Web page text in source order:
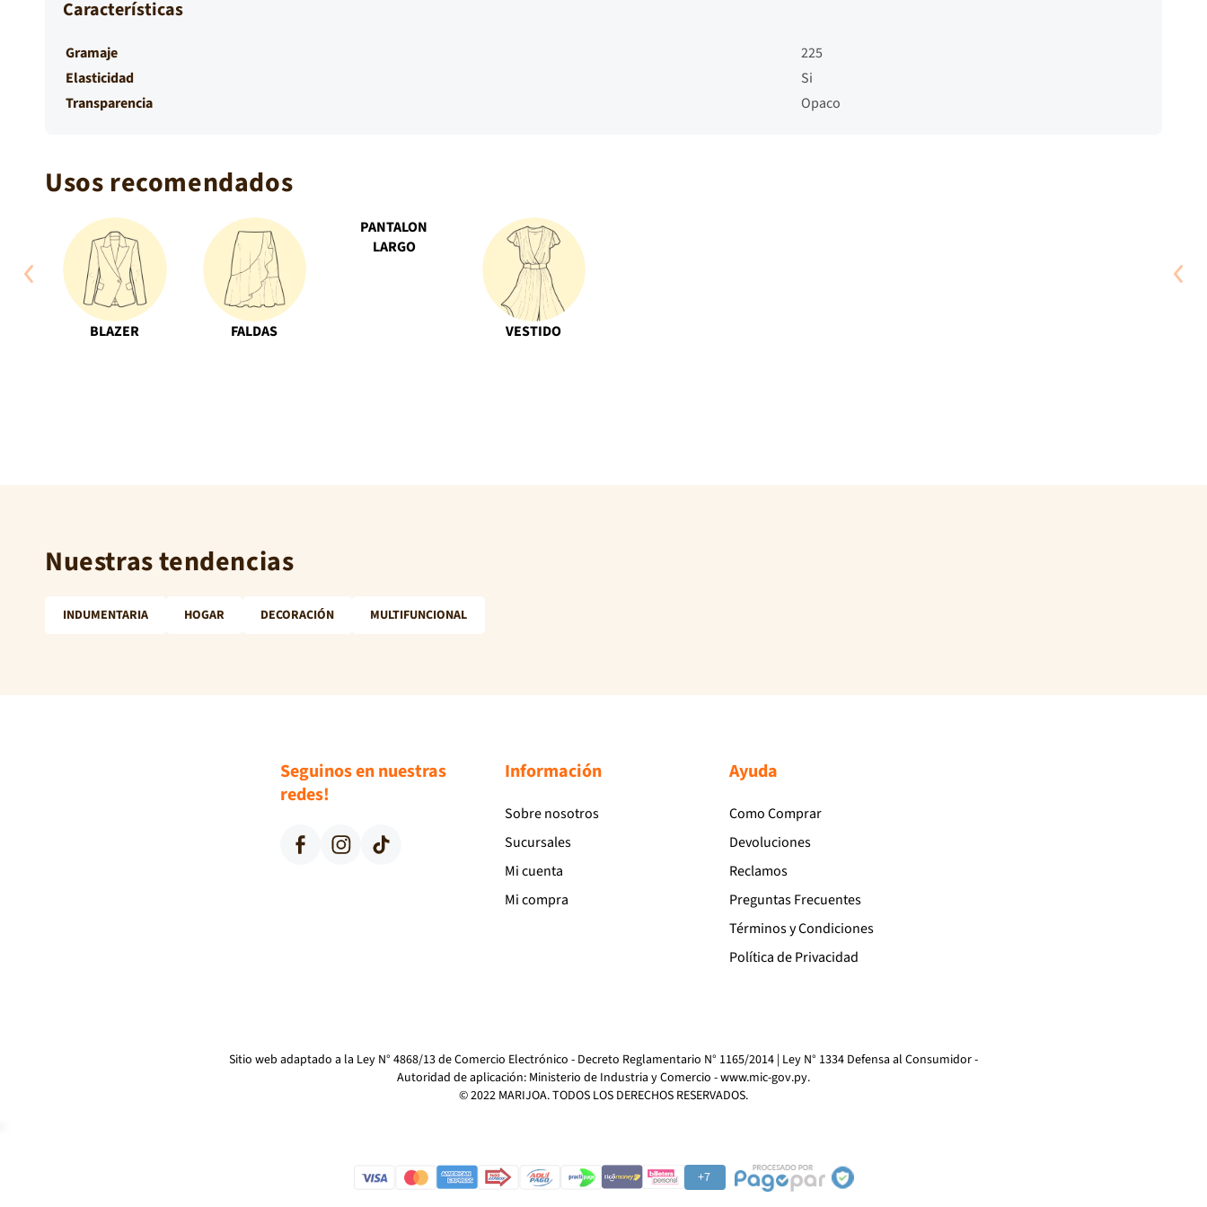
elemento
multimedia
planchado a temperatura baja.
Características
Gramaje
225
Elasticidad
Si
Transparencia
Opaco
Usos recomendados
BLAZER FALDAS
PANTALON
LARGO
VESTIDO
Nuestras tendencias
INDUMENTARIA HOGAR DECORACIÓN MULTIFUNCIONAL
Seguinos en nuestras
redes!
FacebookInstagramTikTok
Información
Sobre nosotros
Sucursales
Mi cuenta
Mi compra
Ayuda
Como Comprar
Devoluciones
Reclamos
Preguntas Frecuentes
Términos y Condiciones
Política de Privacidad
Sitio web adaptado a la Ley N° 4868/13 de Comercio Electrónico - Decreto Reglamentario N° 1165/2014 | Ley N° 1334 Defensa al Consumidor -
Autoridad de aplicación: Ministerio de Industria y Comercio -www.mic-gov.py.
© 2022 MARIJOA. TODOS LOS DERECHOS RESERVADOS.